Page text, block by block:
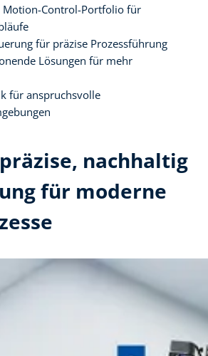
Motion-Control-Portfolio für
für präzise Prozessführung​
Lösungen für mehr
für anspruchsvolle
nachhaltig
für moderne